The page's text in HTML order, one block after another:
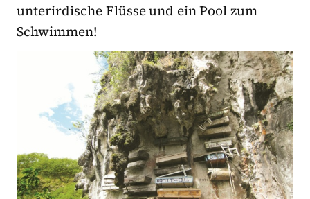
unterirdische Flüsse und ein Pool zum
Schwimmen!